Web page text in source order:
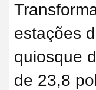
estações
quiosque
de 23,8